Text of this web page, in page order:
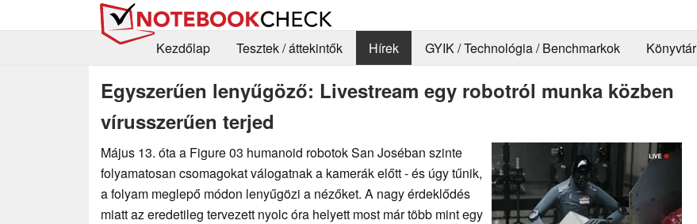
Kezdőlap
Tesztek / áttekintők Hírek GYIK / Technológia / Benchmarkok Könyvtár
Egyszerűen lenyűgöző: Livestream egy robotról munka közben
vírusszerűen terjed
Május 13. óta a Figure 03 humanoid robotok San Joséban szinte
folyamatosan csomagokat válogatnak a kamerák előtt - és úgy tűnik,
a folyam meglepő módon lenyűgözi a nézőket. A nagy érdeklődés
miatt az eredetileg tervezett nyolc óra helyett most már több mint egy